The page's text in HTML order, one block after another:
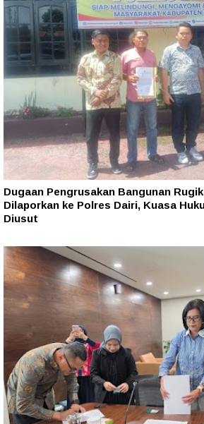
Dugaan Pengrusakan Bangunan
Dilaporkan ke Polres Dairi, Kuasa
Diusut